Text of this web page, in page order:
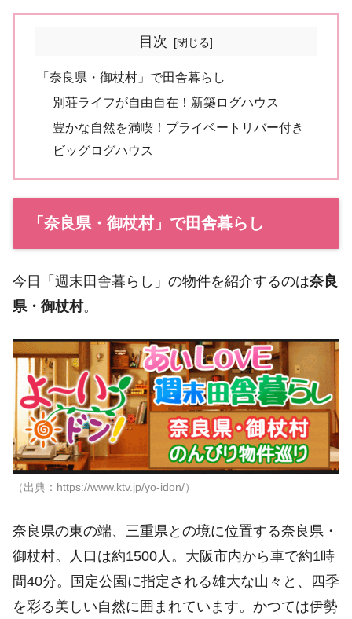
目次
「奈良県・御杖村」で田舎暮らし
別荘ライフが自由自在！新築ログハウス
豊かな自然を満喫！プライベートリバー付き
ビッグログハウス
「奈良県・御杖村」で田舎暮らし
今日「週末田舎暮らし」の物件を紹介するのは奈良
県・御杖村。
（出典：https://www.ktv.jp/yo-idon/）
奈良県の東の端、三重県との境に位置する奈良県・
御杖村。人口は約1500人。大阪市内から車で約1時
間40分。国定公園に指定される雄大な山々と、四季
を彩る美しい自然に囲まれています。かつては伊勢